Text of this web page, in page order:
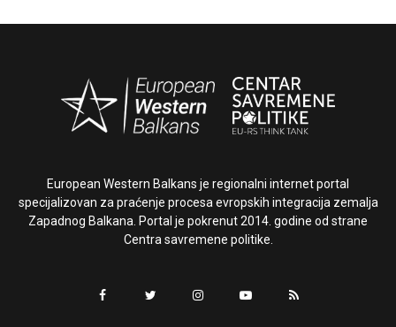
European Western Balkans je regionalni internet portal
specijalizovan za praćenje procesa evropskih integracija zemalja
Zapadnog Balkana. Portal je pokrenut 2014. godine od strane
Centra savremene politike.